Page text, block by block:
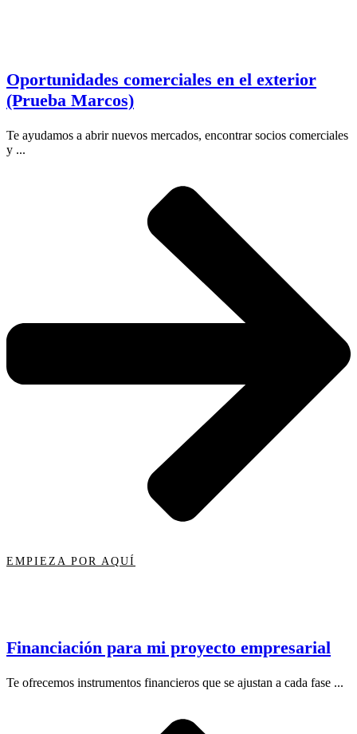
Oportunidades comerciales en el exterior
(Prueba Marcos)
Te ayudamos a abrir nuevos mercados, encontrar socios comerciales
y ...
EMPIEZA POR AQUÍ
Financiación para mi proyecto empresarial
Te ofrecemos instrumentos financieros que se ajustan a cada fase ...